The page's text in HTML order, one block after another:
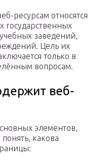
ресурсам относятся
заведений,
Цель их
только в
вопросам.
веб-
элементов,
какова